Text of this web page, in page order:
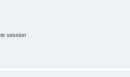
session